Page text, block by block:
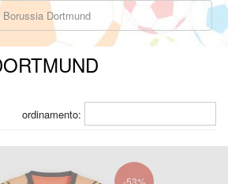
Borussia Dortmund
ordinamento:
-53%